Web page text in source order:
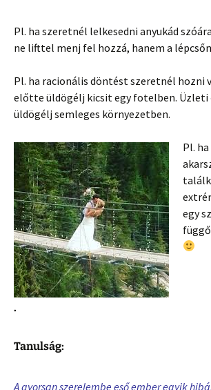
Pl. ha szeretnél lelkesedni anyukád
ne lifttel menj fel hozzá, hanem a
Pl. ha racionális döntést szeretnél hozni
előtte üldögélj kicsit egy fotelben.
üldögélj semleges környezetben.
Pl.
egy
.
Tanulság:
A gyorsan szerelembe eső ember egyik